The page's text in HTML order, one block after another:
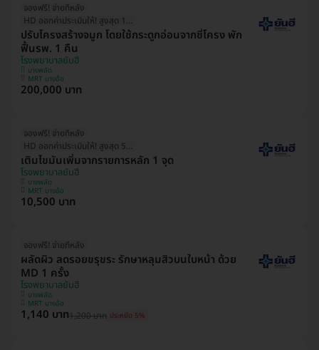
จองฟรี! จ่ายทีหลัง
HD ออกค่าประเมินให้! สูงสุด 1500 บ.
ปรับโครงสร้างจมูก โดยใช้กระดูกอ่อนจากซี่โครง พัก
ฟื้นรพ. 1 คืน
โรงพยาบาลยันฮี
บางพลัด
MRT บางอ้อ
200,000 บาท
จองฟรี! จ่ายทีหลัง
HD ออกค่าประเมินให้! สูงสุด 500 บ.
เติมไขมันเพิ่มจากรายการหลัก 1 จุด
โรงพยาบาลยันฮี
บางพลัด
MRT บางอ้อ
10,500 บาท
จองฟรี! จ่ายทีหลัง
ผลัดผิว ลดรอยขรุขระ รักษาหลุมสิวบนใบหน้า ด้วย
MD 1 ครั้ง
โรงพยาบาลยันฮี
บางพลัด
MRT บางอ้อ
1,140 บาท1,200 บาท ประหยัด 5%